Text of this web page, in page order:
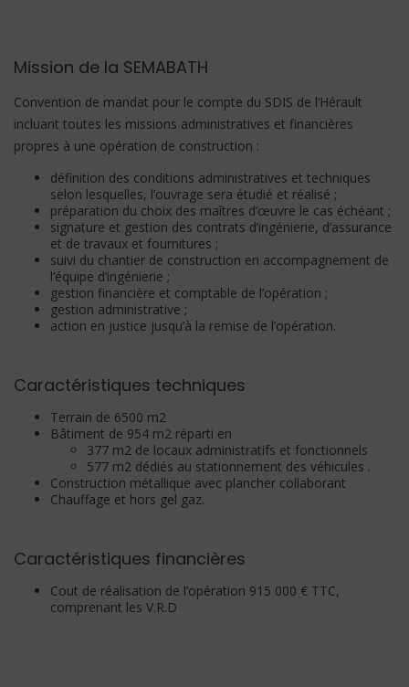
Mission de la SEMABATH
Convention de mandat pour le compte du SDIS de l’Hérault
incluant toutes les missions administratives et financières
propres à une opération de construction :
définition des conditions administratives et techniques
selon lesquelles, l’ouvrage sera étudié et réalisé ;
préparation du choix des maîtres d’œuvre le cas échéant ;
signature et gestion des contrats d’ingénierie, d’assurance
et de travaux et fournitures ;
suivi du chantier de construction en accompagnement de
l’équipe d’ingénierie ;
gestion financière et comptable de l’opération ;
gestion administrative ;
action en justice jusqu’à la remise de l’opération.
Caractéristiques techniques
Terrain de 6500 m2
Bâtiment de 954 m2 réparti en
377 m2 de locaux administratifs et fonctionnels
577 m2 dédiés au stationnement des véhicules .
Construction métallique avec plancher collaborant
Chauffage et hors gel gaz.
Caractéristiques financières
Cout de réalisation de l’opération 915 000 € TTC,
comprenant les V.R.D